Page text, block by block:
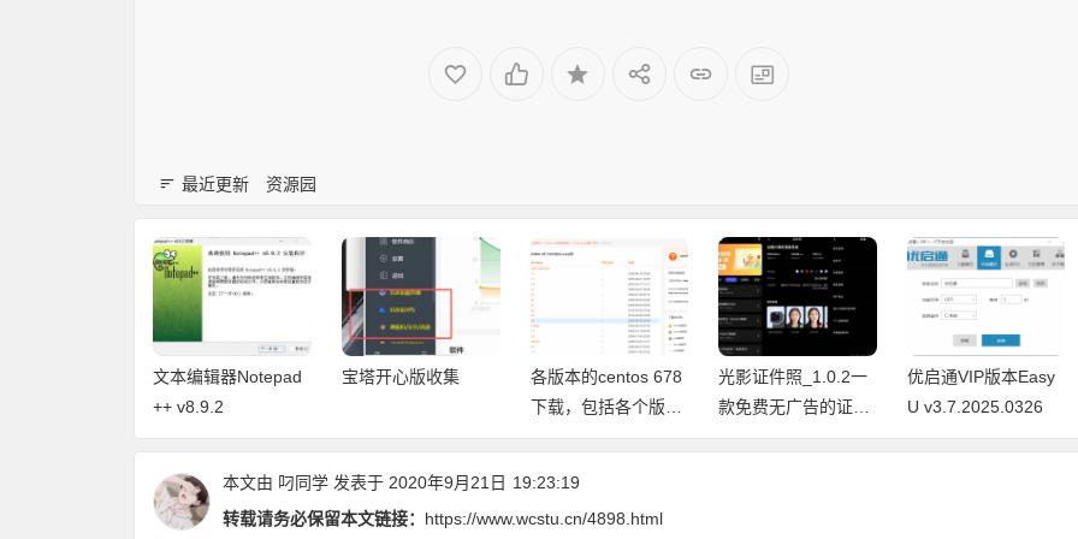
最近更新 资源园
文本编辑器Notepad
++ v8.9.2
宝塔开心版收集
各版本的centos 678
下载，包括各个版本
的说明和无桌面版
光影证件照_1.0.2一
款免费无广告的证件
照制作工具
优启通VIP版本Easy
U v3.7.2025.0326
本文由 叼同学 发表于 2020年9月21日 19:23:19
转载请务必保留本文链接： https://www.wcstu.cn/4898.html